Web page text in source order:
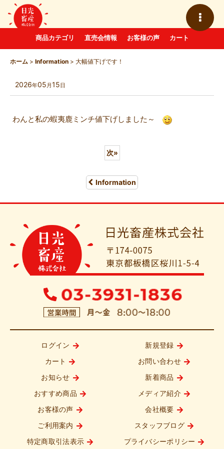
商品カテゴリ 直売会情報 お客様の声 カート
ホーム > Information > 大幅値下げです！
2026年05 月15日
わんと私の蝦夷鹿ミンチ値下げしました～
次»
Information
ログイン 新規登録
カート お問い合わせ
お知らせ 新着商品
おすすめ商品 メディア紹介
お客様の声 会社概要
ご利用案内 スタッフブログ
特定商取引法表示 プライバシーポリシー